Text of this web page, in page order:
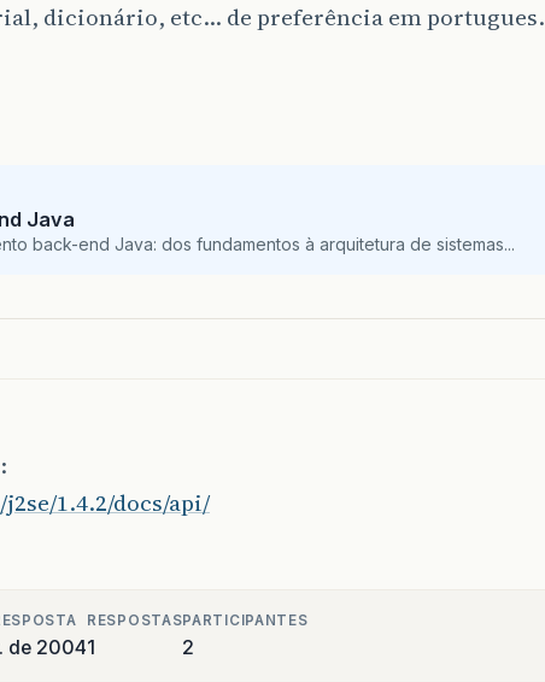
dicionário, etc… de preferência em portugues.
Java
back-end Java: dos fundamentos à arquitetura de sistemas...
1.4.2/docs/api/
de 2004
RESPOSTAS
1
PARTICIPANTES
2